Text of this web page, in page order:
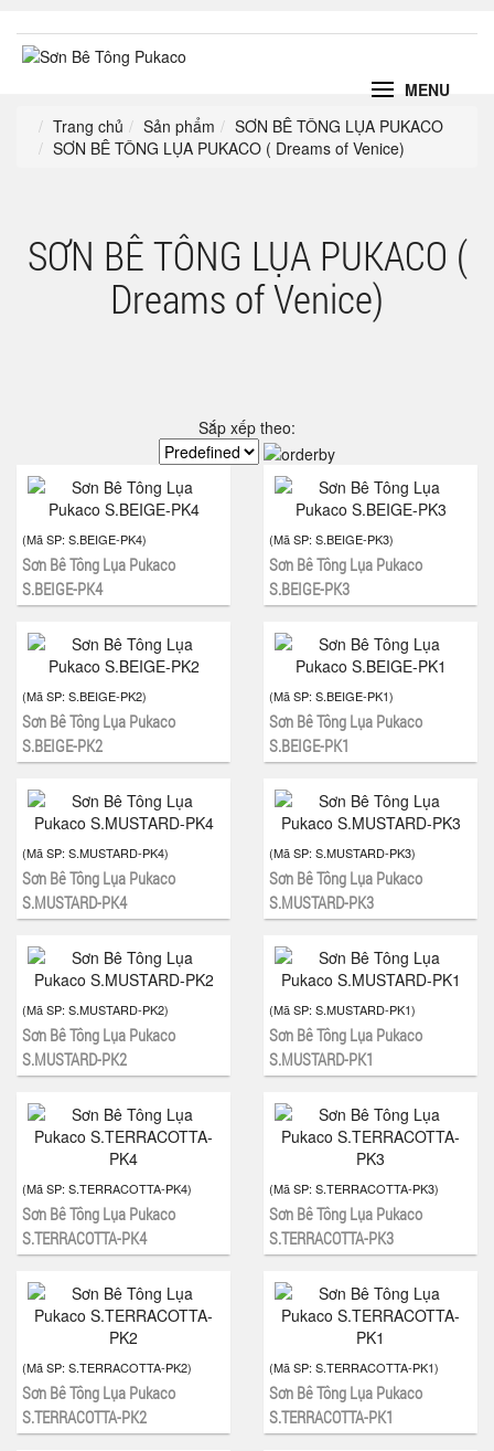
MENU
Trang chủ
Sản phẩm
SƠN BÊ TÔNG LỤA PUKACO
SƠN BÊ TÔNG LỤA PUKACO ( Dreams of Venice)
SƠN BÊ TÔNG LỤA PUKACO (
Dreams of Venice)
Sắp xếp theo:
(Mã SP: S.BEIGE-PK4)
Sơn Bê Tông Lụa Pukaco
S.BEIGE-PK4
(Mã SP: S.BEIGE-PK3)
Sơn Bê Tông Lụa Pukaco
S.BEIGE-PK3
(Mã SP: S.BEIGE-PK2)
Sơn Bê Tông Lụa Pukaco
S.BEIGE-PK2
(Mã SP: S.BEIGE-PK1)
Sơn Bê Tông Lụa Pukaco
S.BEIGE-PK1
(Mã SP: S.MUSTARD-PK4)
Sơn Bê Tông Lụa Pukaco
S.MUSTARD-PK4
(Mã SP: S.MUSTARD-PK3)
Sơn Bê Tông Lụa Pukaco
S.MUSTARD-PK3
(Mã SP: S.MUSTARD-PK2)
Sơn Bê Tông Lụa Pukaco
S.MUSTARD-PK2
(Mã SP: S.MUSTARD-PK1)
Sơn Bê Tông Lụa Pukaco
S.MUSTARD-PK1
(Mã SP: S.TERRACOTTA-PK4)
Sơn Bê Tông Lụa Pukaco
S.TERRACOTTA-PK4
(Mã SP: S.TERRACOTTA-PK3)
Sơn Bê Tông Lụa Pukaco
S.TERRACOTTA-PK3
(Mã SP: S.TERRACOTTA-PK2)
Sơn Bê Tông Lụa Pukaco
S.TERRACOTTA-PK2
(Mã SP: S.TERRACOTTA-PK1)
Sơn Bê Tông Lụa Pukaco
S.TERRACOTTA-PK1